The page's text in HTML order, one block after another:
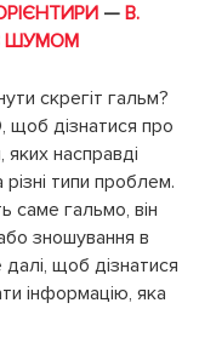
— В.
ШУМОМ
скрегіт гальм?
щоб дізнатися про
насправді
типи проблем.
саме гальмо, він
зношування в
далі, щоб дізнатися
інформацію, яка